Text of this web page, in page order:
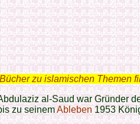
Bücher zu islamischen Themen
al-Saud war Gründer
zu seinemAbleben1953